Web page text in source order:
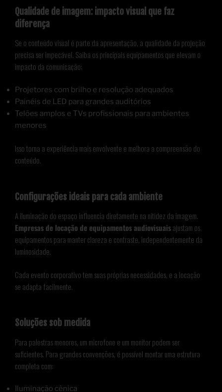
Qualidade de imagem: impacto visual que faz
diferença
Se o conteúdo visual é parte da apresentação, a qualidade da projeção
precisa ser impecável. Saiba os principais equipamentos que elevam o
impacto da comunicação:
Projetores com brilho e resolução adequados
Painéis de LED para grandes auditórios
Telões amplos e TVs profissionais para ambientes
menores
Isso torna a experiência mais envolvente e melhora a compreensão do
conteúdo.
Configurações ideais para cada ambiente
A iluminação do espaço influencia diretamente na nitidez da imagem.
Empresas de locação de equipamentos audiovisuaisajustam os
equipamentos para manter clareza e contraste, independentemente da
luminosidade.
Cada evento corporativo tem suas próprias necessidades, e a locação
se adapta facilmente.
Soluções sob medida
Para palestras menores, um microfone e um monitor podem ser
suficientes. Para grandes convenções, é possível montar uma estrutura
completa com:
Iluminação cênica